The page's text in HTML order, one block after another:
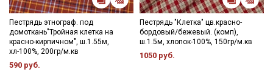
Пестрядь этнограф. под
домоткань"Тройная клетка на
красно-кирпичном", ш.1.55м,
хл-100%, 200гр/м.кв
590 руб.
Пестрядь "Клетка" цв.красно-
бордовый/бежевый. (комп),
ш.1.5м, хлопок-100%, 150гр/м.кв
1050 руб.